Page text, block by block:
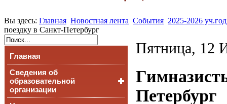
Вы здесь: Главная Новостная лента События 2025-2026 уч.год
поездку в Санкт-Петербург
Главная
Сведения об
образовательной
организации
Пятница, 12
Петербург